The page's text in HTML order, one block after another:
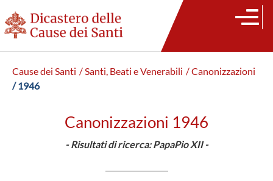
Cause dei Santi / Santi, Beati e Venerabili / Canonizzazioni
/ 1946
Canonizzazioni 1946
- Risultati di ricerca: PapaPio XII -